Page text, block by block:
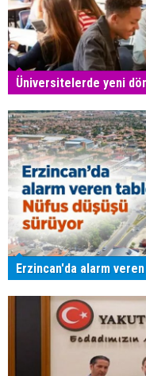
Üniversitelerde yeni
Erzincan'da alarm